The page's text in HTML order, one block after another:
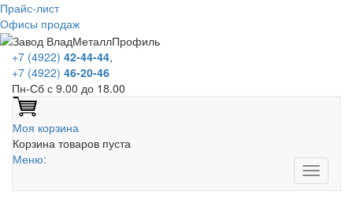
Прайс-лист
Офисы продаж
+7 (4922) 42-44-44,
+7 (4922) 46-20-46
Пн-Сб с 9.00 до 18.00
Моя корзина
Корзина товаров пуста
Меню: